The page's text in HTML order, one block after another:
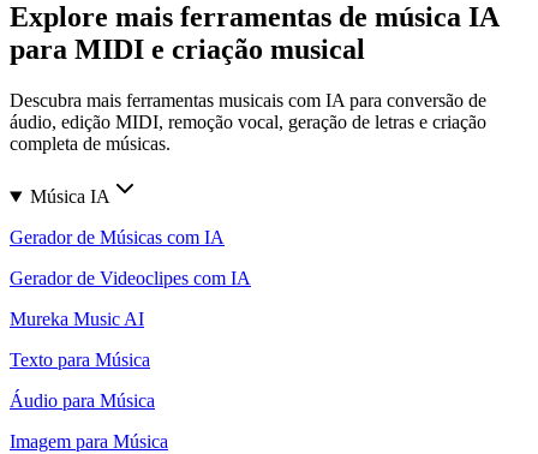
Explore mais ferramentas de música IA
para MIDI e criação musical
Descubra mais ferramentas musicais com IA para conversão de
áudio, edição MIDI, remoção vocal, geração de letras e criação
completa de músicas.
Música IA
Gerador de Músicas com IA
Gerador de Videoclipes com IA
Mureka Music AI
Texto para Música
Áudio para Música
Imagem para Música